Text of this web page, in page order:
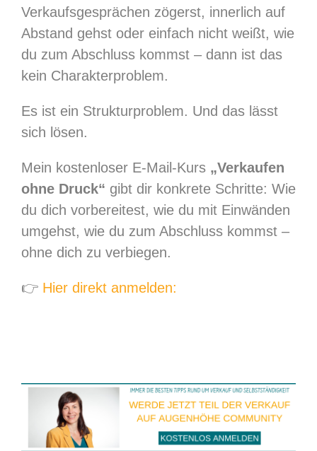
Verkaufsgesprächen zögerst, innerlich auf
Abstand gehst oder einfach nicht weißt, wie
du zum Abschluss kommst – dann ist das
kein Charakterproblem.
Es ist ein Strukturproblem. Und das lässt
sich lösen.
Mein kostenloser E-Mail-Kurs „Verkaufen
ohne Druck“ gibt dir konkrete Schritte: Wie
du dich vorbereitest, wie du mit Einwänden
umgehst, wie du zum Abschluss kommst –
ohne dich zu verbiegen.
👉 Hier direkt anmelden: